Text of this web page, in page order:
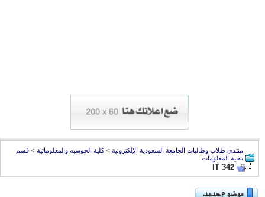
منتدى طلاب وطالبات الجامعة السعودية الإلكترونية > كلية الحوسبه والمعلوماتية > قسم
تقنية المعلومات
IT 342